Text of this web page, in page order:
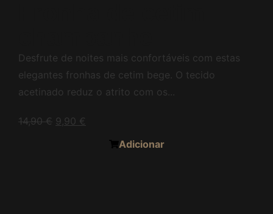
Desfrute de noites mais confortáveis com estas
elegantes fronhas de cetim bege. O tecido
acetinado reduz o atrito com os...
14,90€ 9,90 €
Adicionar